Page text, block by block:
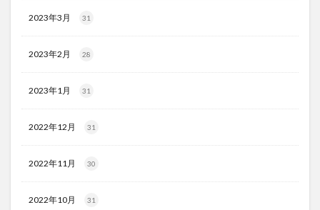
2023年3月 31
2023年2月 28
2023年1月 31
2022年12月 31
2022年11月 30
2022年10月 31